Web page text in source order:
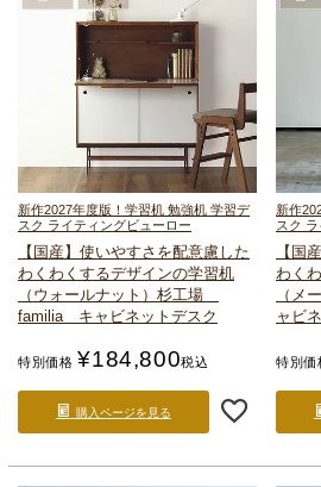
新作2027年度版！ 学習机 勉強机 学習デ
スク ライティングビューロー
【国産】使いやすさを配意慮した
わくわくするデザインの学習机
（ウォールナット） 杉工場
familia キャビネットデスク
特別価格 ¥184,800税込
購入ページを見る
新作
スク
【国
わく
（メ
ャビ
特別価